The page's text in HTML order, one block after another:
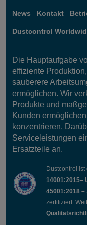
News Kontakt
Dustcontrol
Die Hauptaufgabe
effiziente
sauberere
ermöglichen. Wir
Produkte und
Kunden
konzentrieren.
Serviceleistungen
Ersatzteile an.
Dustcontrol ist
14001:2015–
45001:2018
zertifiziert.